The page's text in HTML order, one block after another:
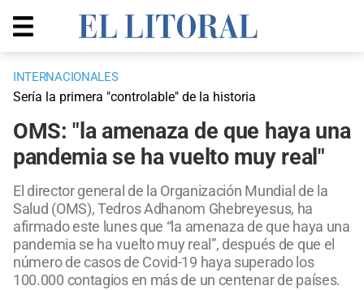
INTERNACIONALES
Sería la primera "controlable" de la historia
OMS: "la amenaza de que haya una
pandemia se ha vuelto muy real"
El director general de la Organización Mundial de la
Salud (OMS), Tedros Adhanom Ghebreyesus, ha
afirmado este lunes que “la amenaza de que haya una
pandemia se ha vuelto muy real”, después de que el
número de casos de Covid-19 haya superado los
100.000 contagios en más de un centenar de países.